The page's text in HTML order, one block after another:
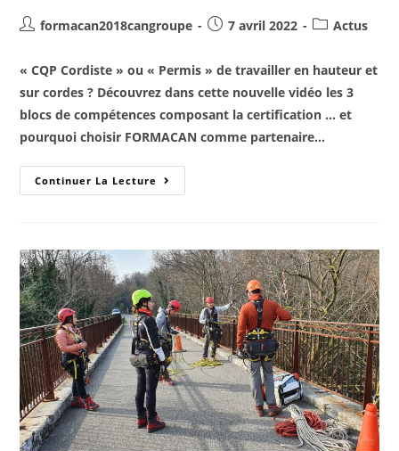
formacan2018cangroupe 7 avril 2022 Actus
« CQP Cordiste » ou « Permis » de travailler en hauteur et
sur cordes ? Découvrez dans cette nouvelle vidéo les 3
blocs de compétences composant la certification … et
pourquoi choisir FORMACAN comme partenaire…
Continuer La Lecture